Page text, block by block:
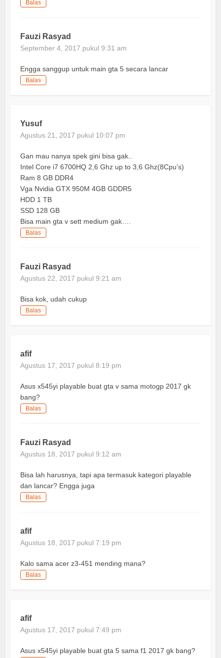
Balas
Fauzi Rasyad
September 4, 2017 pukul 9:31 am
Engga sanggup untuk main gta 5 secara lancar
Balas
Yusuf
Agustus 21, 2017 pukul 10:07 pm
Gan mau nanya spek gini bisa gak..
Intel Core i7 6700HQ 2,6 Ghz up to 3,6 Ghz(8Cpu’s)
Ram 8 GB DDR4
Vga Nvidia GTX 950M 4GB GDDR5
HDD 1 TB
SSD 128 GB
Bisa main gta v sett medium gak….
Balas
Fauzi Rasyad
Agustus 22, 2017 pukul 9:21 am
Bisa kok, udah cukup
Balas
afif
Agustus 17, 2017 pukul 8:19 pm
Asus x545yi playable buat gta v sama motogp 2017 gk
bang?
Balas
Fauzi Rasyad
Agustus 18, 2017 pukul 9:12 am
Bisa lah harusnya, tapi apa termasuk kategori playable
dan lancar? Engga juga
Balas
afif
Agustus 18, 2017 pukul 7:19 pm
Kalo sama acer z3-451 mending mana?
Balas
afif
Agustus 17, 2017 pukul 7:49 pm
Asus x545yi playable buat gta 5 sama f1 2017 gk bang?